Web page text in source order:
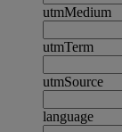
utmMedium
utmTerm
utmSource
language